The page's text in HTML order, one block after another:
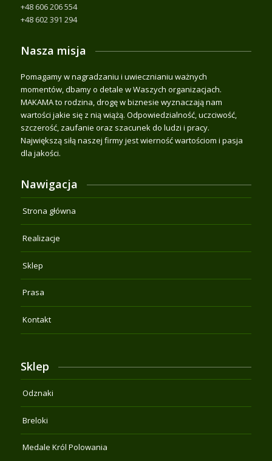
+48 606 206 554
+48 602 391 294
Nasza misja
Pomagamy w nagradzaniu i uwiecznianiu ważnych
momentów, dbamy o detale w Waszych organizacjach.
MAKAMA to rodzina, drogę w biznesie wyznaczają nam
wartości jakie się z nią wiążą. Odpowiedzialność, uczciwość,
szczerość, zaufanie oraz szacunek do ludzi i pracy.
Największą siłą naszej firmy jest wierność wartościom i pasja
dla jakości.
Nawigacja
Strona główna
Realizacje
Sklep
Prasa
Kontakt
Sklep
Odznaki
Breloki
Medale Król Polowania